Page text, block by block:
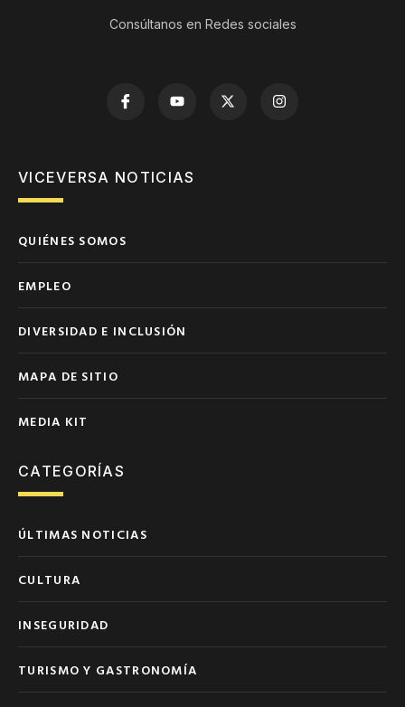
Consúltanos en Redes sociales
VICEVERSA NOTICIAS
QUIÉNES SOMOS
EMPLEO
DIVERSIDAD E INCLUSIÓN
MAPA DE SITIO
MEDIA KIT
CATEGORÍAS
ÚLTIMAS NOTICIAS
CULTURA
INSEGURIDAD
TURISMO Y GASTRONOMÍA